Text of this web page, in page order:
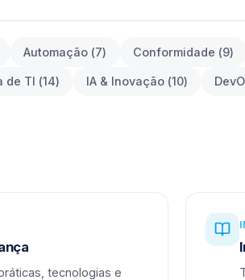
Automação (7) Conformidade (9)
de TI (14) IA & Inovação (10)
tecnologias e